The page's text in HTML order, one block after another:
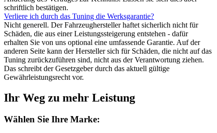
schriftlich bestätigen.
Verliere ich durch das Tuning die Werksgarantie?
Nicht generell. Der Fahrzeughersteller haftet sicherlich nicht für
Schäden, die aus einer Leistungssteigerung entstehen - dafür
erhalten Sie von uns optional eine umfassende Garantie. Auf der
anderen Seite kann der Hersteller sich für Schäden, die nicht auf das
Tuning zurückzuführen sind, nicht aus der Verantwortung ziehen.
Das schreibt der Gesetzgeber durch das aktuell gültige
Gewährleistungsrecht vor.
Ihr Weg zu mehr Leistung
Wählen Sie Ihre Marke: